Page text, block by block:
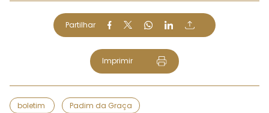
Partilhar
Imprimir
boletim Padim da Graça